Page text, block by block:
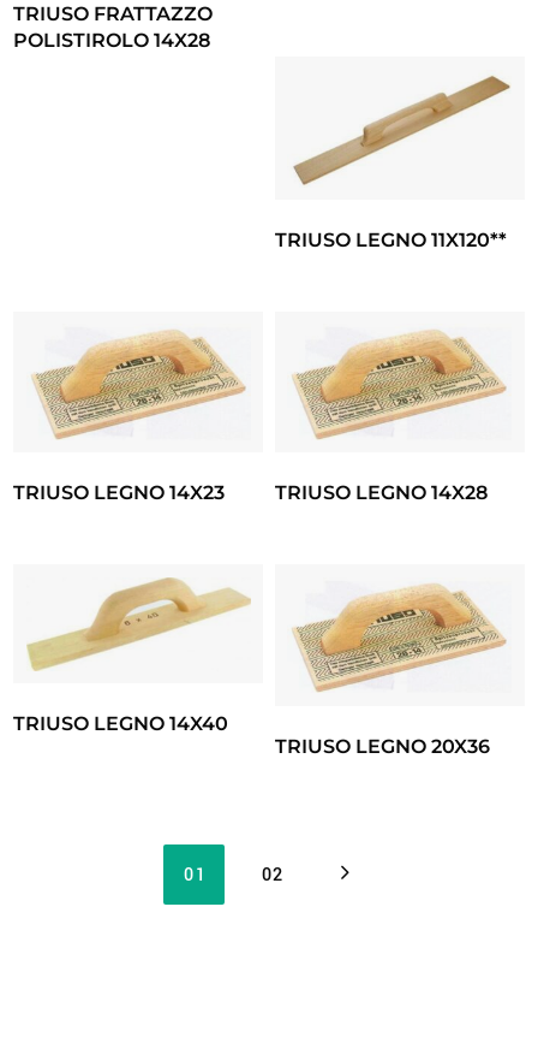
TRIUSO FRATTAZZO
POLISTIROLO 14X28
TRIUSO LEGNO 11X120**
TRIUSO LEGNO 14X23 TRIUSO LEGNO 14X28
TRIUSO LEGNO 14X40
TRIUSO LEGNO 20X36
01 02